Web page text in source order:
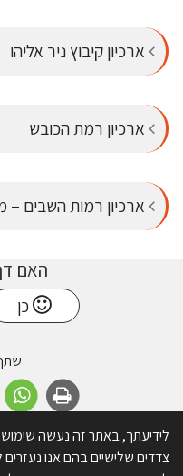
ארכיון קיבוץ ניר אליהו
ארכיון רמת הכובש
ארכיון רמות השבים –
האם
כן
© כל הזכויות שמורות ל-מועצה
צדדים שלישיים בהם אנו